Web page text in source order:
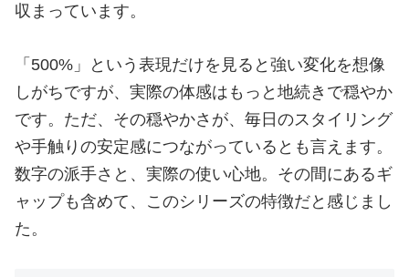
収まっています。
「500%」という表現だけを見ると強い変化を想像
しがちですが、実際の体感はもっと地続きで穏やか
です。ただ、その穏やかさが、毎日のスタイリング
や手触りの安定感につながっているとも言えます。
数字の派手さと、実際の使い心地。その間にあるギ
ャップも含めて、このシリーズの特徴だと感じまし
た。